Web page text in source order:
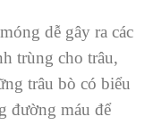
dễ gây ra các
trùng cho trâu,
trâu bò có biểu
đường máu để